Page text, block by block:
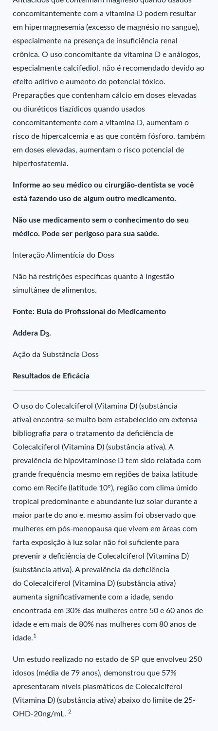
concomitantemente com a vitamina D podem resultar
em hipermagnesemia (excesso de magnésio no sangue),
especialmente na presença de insuficiência renal
crônica. O uso concomitante da vitamina D e análogos,
especialmente calcifediol, não é recomendado devido ao
efeito aditivo e aumento do potencial tóxico.
Preparações que contenham cálcio em doses elevadas
ou diuréticos tiazídicos quando usados
concomitantemente com a vitamina D, aumentam o
risco de hipercalcemia e as que contêm fósforo, também
em doses elevadas, aumentam o risco potencial de
hiperfosfatemia.
Informe ao seu médico ou cirurgião-dentista se você
está fazendo uso de algum outro medicamento.
Não use medicamento sem o conhecimento do seu
médico. Pode ser perigoso para sua saúde.
Interação Alimentícia do Doss
Não há restrições específicas quanto à ingestão
simultânea de alimentos.
Fonte: Bula do Profissional do Medicamento
Addera D3.
Ação da Substância Doss
Resultados de Eficácia
O uso do Colecalciferol (Vitamina D) (substância
ativa) encontra-se muito bem estabelecido em extensa
bibliografia para o tratamento da deficiência de
Colecalciferol (Vitamina D) (substância ativa). A
prevalência de hipovitaminose D tem sido relatada com
grande frequência mesmo em regiões de baixa latitude
como em Recife (latitude 10°), região com clima úmido
tropical predominante e abundante luz solar durante a
maior parte do ano e, mesmo assim foi observado que
mulheres em pós-menopausa que vivem em áreas com
farta exposição à luz solar não foi suficiente para
prevenir a deficiência de Colecalciferol (Vitamina D)
(substância ativa). A prevalência da deficiência
do Colecalciferol (Vitamina D) (substância ativa)
aumenta significativamente com a idade, sendo
encontrada em 30% das mulheres entre 50 e 60 anos de
idade e em mais de 80% nas mulheres com 80 anos de
idade.1
Um estudo realizado no estado de SP que envolveu 250
idosos (média de 79 anos), demonstrou que 57%
apresentaram níveis plasmáticos de Colecalciferol
(Vitamina D) (substância ativa) abaixo do limite de 25-
OHD-20ng/mL.2